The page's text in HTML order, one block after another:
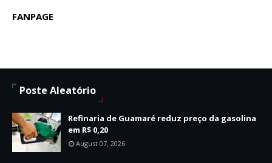
FANPAGE
Poste Aleatório
Refinaria de Guamaré reduz preço da gasolina
em R$ 0,20
August 07, 2026